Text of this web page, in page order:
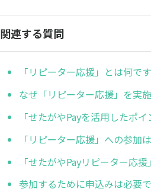
関連する質問
「リピーター応援」とは何で
なぜ「リピーター応援」を実
「せたがやPayを活用したポ
「リピーター応援」への参加
「せたがやPayリピーター応
参加するために申込みは必要